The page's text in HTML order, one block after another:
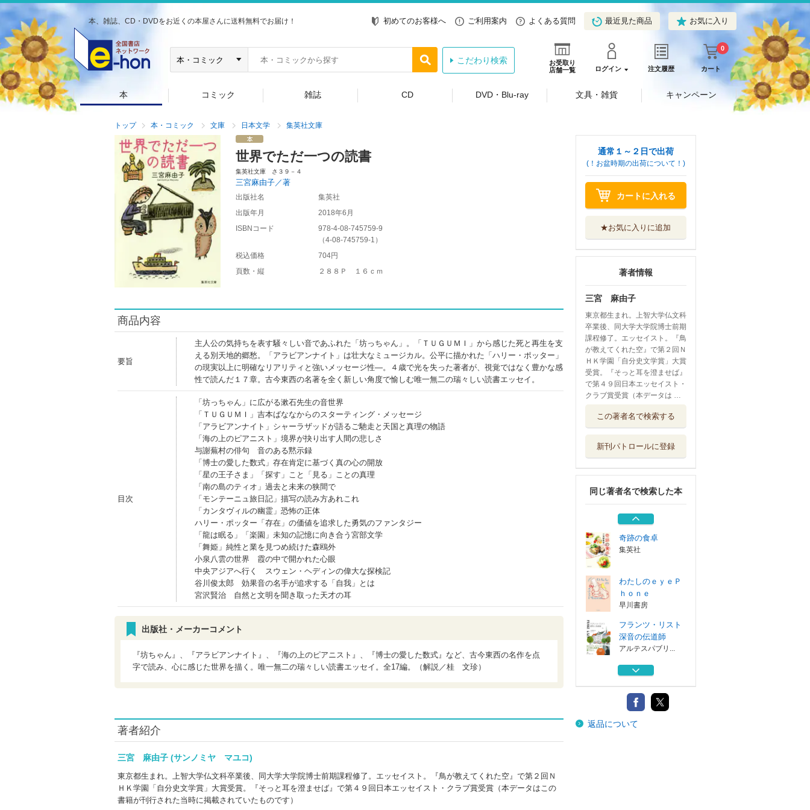
本、雑誌、CD・DVDをお近くの本屋さんに送料無料でお届け！ 初めてのお客様へ ご利用案内 よくある質問 最近見た商品 お気に入り
お受取り
店舗一覧
ログイン 注文履歴 カート
0
こだわり検索
本 コミック 雑誌 CD DVD・Blu-ray 文具・雑貨 キャンペーン
トップ 本・コミック 文庫 日本文学 集英社文庫
世界でただ一つの読書
集英社文庫 さ３９－４
三宮麻由子／著
出版社名
集英社
出版年月
2018年6月
ISBNコード
978-4-08-745759-9
（4-08-745759-1 ）
税込価格
704円
頁数・縦
２８８Ｐ １６ｃｍ
商品内容
要旨
主人公の気持ちを表す騒々しい音であふれた「坊っちゃん」。「ＴＵＧＵＭＩ」から感じた死と再生を支
える別天地的郷愁。「アラビアンナイト」は壮大なミュージカル。公平に描かれた「ハリー・ポッター」
の現実以上に明確なリアリティと強いメッセージ性―。４歳で光を失った著者が、視覚ではなく豊かな感
性で読んだ１７章。古今東西の名著を全く新しい角度で愉しむ唯一無二の瑞々しい読書エッセイ。
目次
「坊っちゃん」に広がる漱石先生の音世界
「ＴＵＧＵＭＩ」吉本ばななからのスターティング・メッセージ
「アラビアンナイト」シャーラザッドが語るご馳走と天国と真理の物語
「海の上のピアニスト」境界が抉り出す人間の悲しさ
与謝蕪村の俳句 音のある黙示録
「博士の愛した数式」存在肯定に基づく真の心の開放
「星の王子さま」「探す」こと「見る」ことの真理
「南の島のティオ」過去と未来の狭間で
「モンテーニュ旅日記」描写の読み方あれこれ
「カンタヴィルの幽霊」恐怖の正体
ハリー・ポッター「存在」の価値を追求した勇気のファンタジー
「龍は眠る」「楽園」未知の記憶に向き合う宮部文学
「舞姫」純性と業を見つめ続けた森鴎外
小泉八雲の世界 霞の中で開かれた心眼
中央アジアへ行く スウェン・ヘディンの偉大な探検記
谷川俊太郎 効果音の名手が追求する「自我」とは
宮沢賢治 自然と文明を聞き取った天才の耳
出版社・メーカーコメント
『坊ちゃん』、『アラビアンナイト』、『海の上のピアニスト』、『博士の愛した数式』など、古今東西の名作を点
字で読み、心に感じた世界を描く。唯一無二の瑞々しい読書エッセイ。全17編。（解説／桂 文珍）
著者紹介
三宮 麻由子 (サンノミヤ マユコ)
東京都生まれ。上智大学仏文科卒業後、同大学大学院博士前期課程修了。エッセイスト。『鳥が教えてくれた空』で第２回Ｎ
ＨＫ学園「自分史文学賞」大賞受賞。『そっと耳を澄ませば』で第４９回日本エッセイスト・クラブ賞受賞（本データはこの
書籍が刊行された当時に掲載されていたものです）
通常１～２日で出荷
(！お盆時期の出荷について！)
カートに入れる
★お気に入りに追加
著者情報
三宮 麻由子
東京都生まれ。上智大学仏文科
卒業後、同大学大学院博士前期
課程修了。エッセイスト。『鳥
が教えてくれた空』で第２回Ｎ
ＨＫ学園「自分史文学賞」大賞
受賞。『そっと耳を澄ませば』
で第４９回日本エッセイスト・
クラブ賞受賞（本データは …
この著者名で検索する
新刊パトロールに登録
同じ著者名で検索した本
深音の伝道師
センス・オブ・何
福音館書店
四季を詠む ３６
５日の体感
集英社
奇跡の食卓
集英社
わたしのｅｙｅＰ
ｈｏｎｅ
早川書房
フランツ・リスト
深音の伝道師
アルテスパブリ...
センス・オブ・何
福音館書店
四季を詠む ３６
５日の体感
返品について